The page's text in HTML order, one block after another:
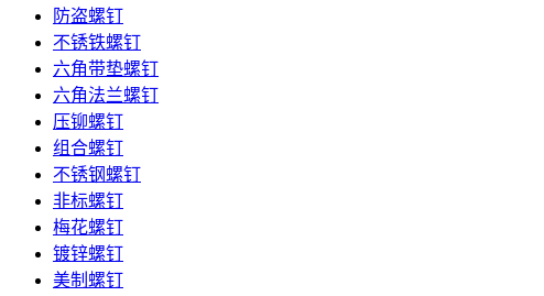
防盗螺钉
不锈铁螺钉
六角带垫螺钉
六角法兰螺钉
压铆螺钉
组合螺钉
不锈钢螺钉
非标螺钉
梅花螺钉
镀锌螺钉
美制螺钉